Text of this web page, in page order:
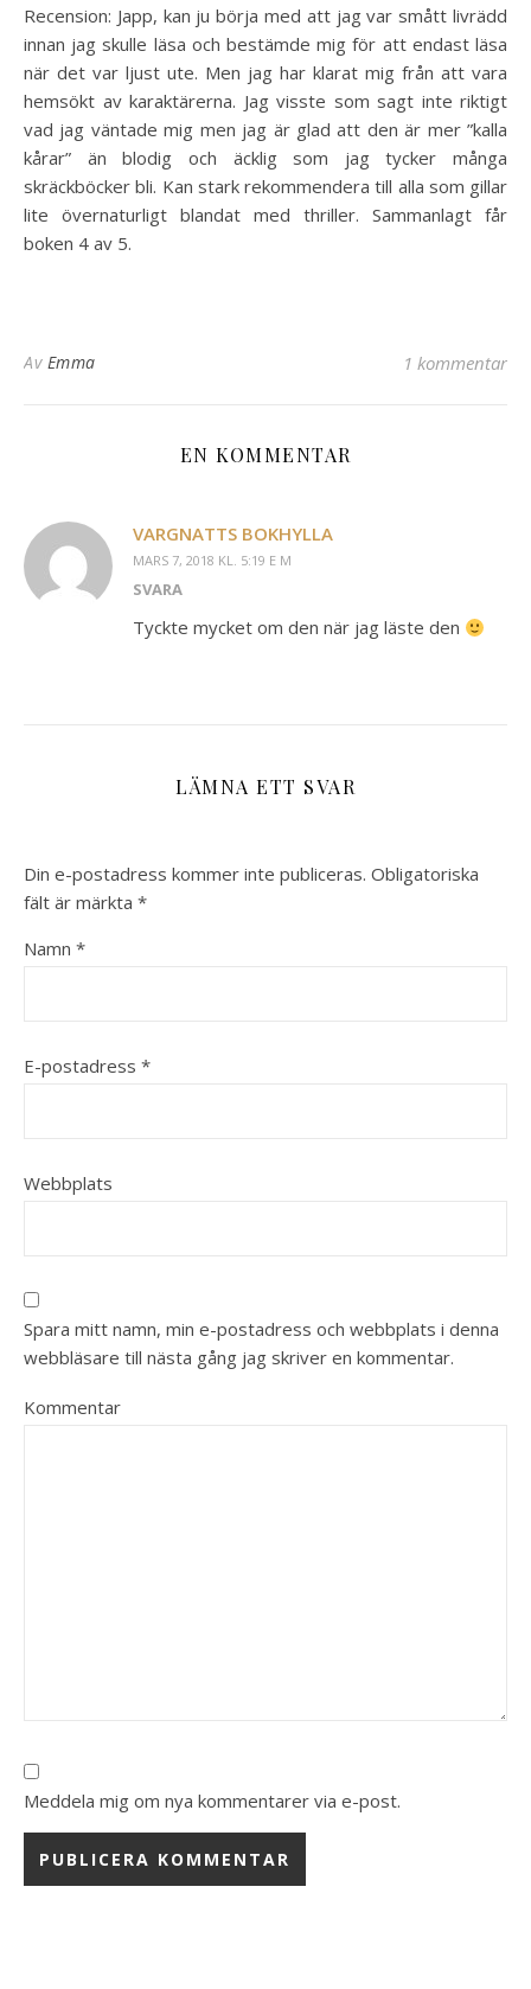
Recension: Japp, kan ju börja med att jag var smått livrädd
innan jag skulle läsa och bestämde mig för att endast läsa
när det var ljust ute. Men jag har klarat mig från att vara
hemsökt av karaktärerna. Jag visste som sagt inte riktigt
vad jag väntade mig men jag är glad att den är mer ”kalla
kårar” än blodig och äcklig som jag tycker många
skräckböcker bli. Kan stark rekommendera till alla som gillar
lite övernaturligt blandat med thriller. Sammanlagt får
boken 4 av 5.
Av Emma 1 kommentar
EN KOMMENTAR
VARGNATTS BOKHYLLA
MARS 7, 2018 KL. 5:19 E M
SVARA
Tyckte mycket om den när jag läste den
LÄMNA ETT SVAR
Din e-postadress kommer inte publiceras. Obligatoriska
fält är märkta *
Namn *
E-postadress *
Webbplats
Spara mitt namn, min e-postadress och webbplats i denna
webbläsare till nästa gång jag skriver en kommentar.
Kommentar
Meddela mig om nya kommentarer via e-post.